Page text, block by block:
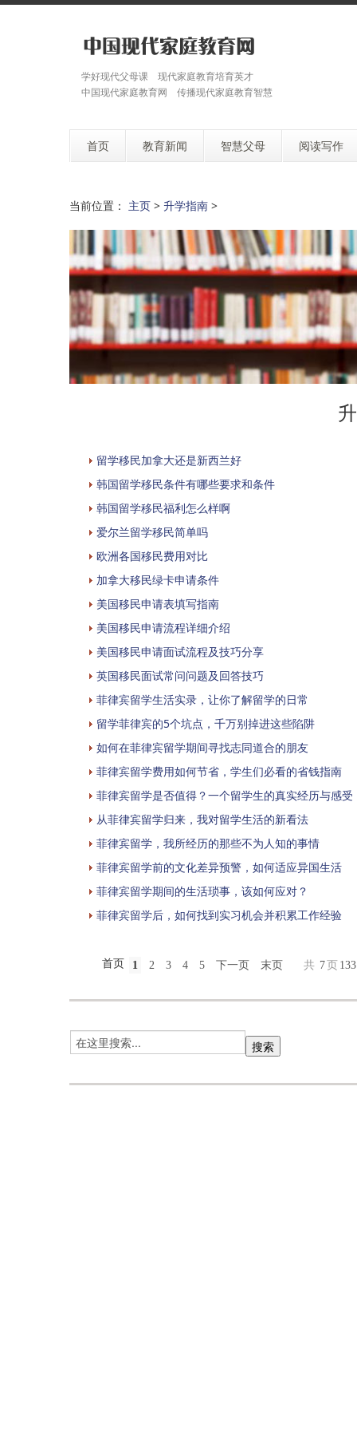
学好现代父母课 现代家庭教育培育英才
中国现代家庭教育网 传播现代家庭教育智慧
首页 教育新闻 智慧父母 阅读写作
当前位置： 主页 > 升学指南 >
留学移民加拿大还是新西兰好
韩国留学移民条件有哪些要求和条件
韩国留学移民福利怎么样啊
爱尔兰留学移民简单吗
欧洲各国移民费用对比
加拿大移民绿卡申请条件
美国移民申请表填写指南
美国移民申请流程详细介绍
美国移民申请面试流程及技巧分享
英国移民面试常问问题及回答技巧
菲律宾留学生活实录，让你了解留学的日常
留学菲律宾的5个坑点，千万别掉进这些陷阱
如何在菲律宾留学期间寻找志同道合的朋友
菲律宾留学费用如何节省，学生们必看的省钱指南
菲律宾留学是否值得？一个留学生的真实经历与感受
从菲律宾留学归来，我对留学生活的新看法
菲律宾留学，我所经历的那些不为人知的事情
菲律宾留学前的文化差异预警，如何适应异国生活
菲律宾留学期间的生活琐事，该如何应对？
菲律宾留学后，如何找到实习机会并积累工作经验
首页 1 2 3 4 5 下一页 末页 共 7页 133